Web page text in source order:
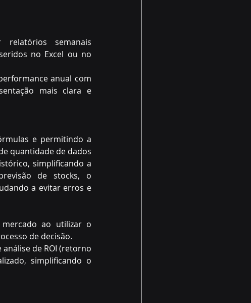
semanais
no Excel ou no
anual com
mais clara e
e permitindo a
quantidade de dados
simplificando a
de stocks, o
a evitar erros e
ao utilizar o
de decisão.
de ROI (retorno
simplificando o